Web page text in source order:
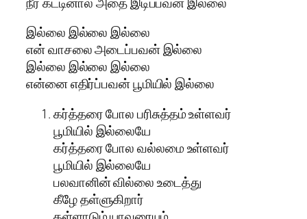
இல்லை இல்லை இல்லை
என் வாசலை அடைப்பவன் இல்லை
இல்லை இல்லை இல்லை
என்னை எதிர்ப்பவன் பூமியில் இல்லை
கர்த்தரை போல பரிசுத்தம் உள்ளவர்
பூமியில் இல்லையே
கர்த்தரை போல வல்லமை உள்ளவர்
பூமியில் இல்லையே
பலவானின் வில்லை உடைத்து
கீழே தள்ளுகிறார்